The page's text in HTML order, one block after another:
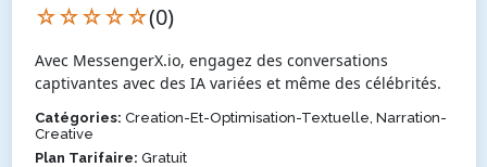
☆☆☆☆☆(0)
Avec MessengerX.io, engagez des conversations
captivantes avec des IA variées et même des célébrités.
Catégories: Creation-Et-Optimisation-Textuelle, Narration-
Creative
Plan Tarifaire: Gratuit